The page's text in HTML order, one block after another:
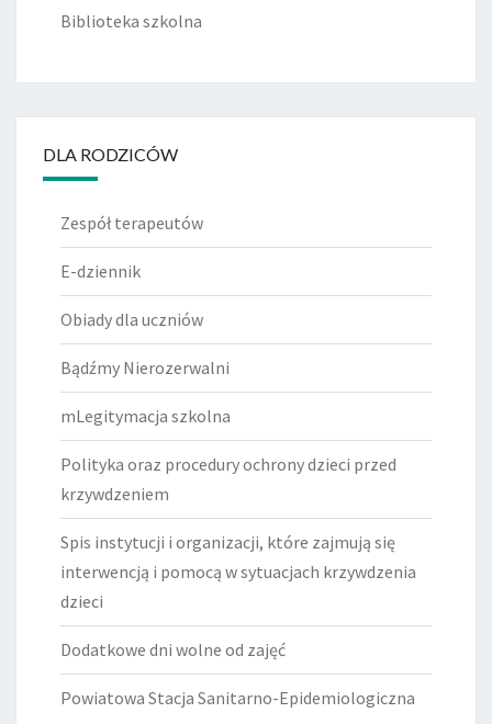
Biblioteka szkolna
DLA RODZICÓW
Zespół terapeutów
E-dziennik
Obiady dla uczniów
Bądźmy Nierozerwalni
mLegitymacja szkolna
Polityka oraz procedury ochrony dzieci przed
krzywdzeniem
Spis instytucji i organizacji, które zajmują się
interwencją i pomocą w sytuacjach krzywdzenia
dzieci
Dodatkowe dni wolne od zajęć
Powiatowa Stacja Sanitarno-Epidemiologiczna